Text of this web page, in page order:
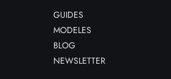
GUIDES
MODELES
BLOG
NEWSLETTER